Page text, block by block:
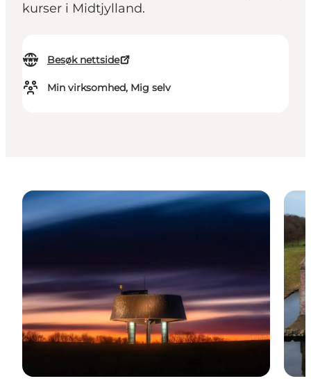
kurser i Midtjylland.
Besøk nettside
Min virksomhed, Mig selv